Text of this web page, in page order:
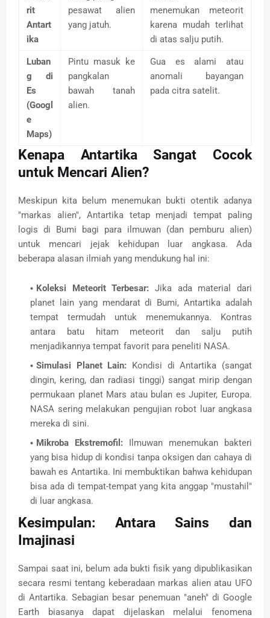
rit
Antart
ika
pesawat alien
yang jatuh.
menemukan meteorit
karena mudah terlihat
di atas salju putih.
Luban
g di
Es
(Googl
e
Maps)
Pintu masuk ke
pangkalan
bawah tanah
alien.
Gua es alami atau
anomali bayangan
pada citra satelit.
Kenapa Antartika Sangat Cocok
untuk Mencari Alien?
Meskipun kita belum menemukan bukti otentik adanya
"markas alien", Antartika tetap menjadi tempat paling
logis di Bumi bagi para ilmuwan (dan pemburu alien)
untuk mencari jejak kehidupan luar angkasa. Ada
beberapa alasan ilmiah yang mendukung hal ini:
Koleksi Meteorit Terbesar: Jika ada material dari
planet lain yang mendarat di Bumi, Antartika adalah
tempat termudah untuk menemukannya. Kontras
antara batu hitam meteorit dan salju putih
menjadikannya tempat favorit para peneliti NASA.
Simulasi Planet Lain: Kondisi di Antartika (sangat
dingin, kering, dan radiasi tinggi) sangat mirip dengan
permukaan planet Mars atau bulan es Jupiter, Europa.
NASA sering melakukan pengujian robot luar angkasa
mereka di sini.
Mikroba Ekstremofil: Ilmuwan menemukan bakteri
yang bisa hidup di kondisi tanpa oksigen dan cahaya di
bawah es Antartika. Ini membuktikan bahwa kehidupan
bisa ada di tempat-tempat yang kita anggap "mustahil"
di luar angkasa.
Kesimpulan: Antara Sains dan
Imajinasi
Sampai saat ini, belum ada bukti fisik yang dipublikasikan
secara resmi tentang keberadaan markas alien atau UFO
di Antartika. Sebagian besar penemuan "aneh" di Google
Earth biasanya dapat dijelaskan melalui fenomena